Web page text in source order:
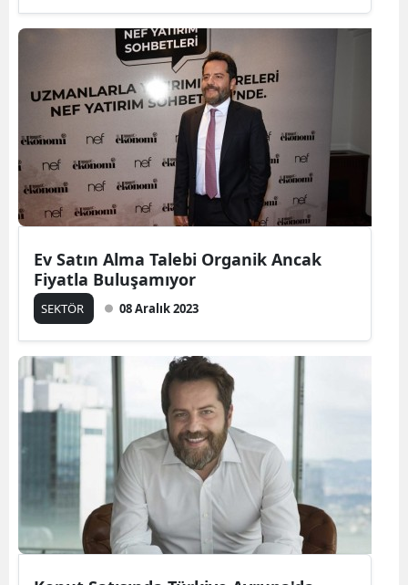
Ev Satın Alma Talebi Organik Ancak
Fiyatla Buluşamıyor
SEKTÖR 08 Aralık 2023